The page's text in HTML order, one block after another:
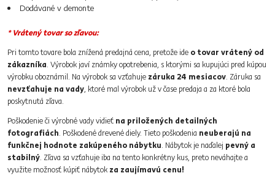
Dodávané v demonte
* Vrátený tovar so zľavou:
Pri tomto tovare bola znížená predajná cena, pretože ide o tovar vrátený od
zákazníka . Výrobok javí známky opotrebenia, s ktorými sa kupujúci pred kúpou
výrobku oboznámil. Na výrobok sa vzťahuje záruka 24 mesiacov . Záruka sa
nevzťahuje na vady , ktoré mal výrobok už v čase predaja a za ktoré bola
poskytnutá zľava.
Poškodenie či výrobné vady vidieť na priložených detailných
fotografiách . Poškodené drevené diely. Tieto poškodenia neuberajú na
funkčnej hodnote zakúpeného nábytku . Nábytok je naďalej pevný a
stabilný . Zľava sa vzťahuje iba na tento konkrétny kus, preto neváhajte a
využite možnosť kúpiť nábytok za zaujímavú cenu!